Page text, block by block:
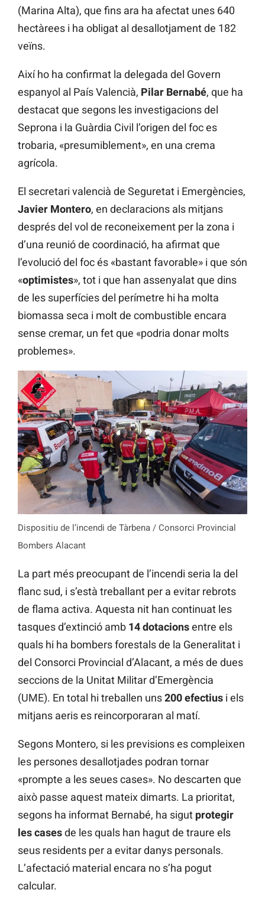
(Marina Alta), que fins ara ha afectat unes 640
hectàrees i ha obligat al desallotjament de 182
veïns.
Així ho ha confirmat la delegada del Govern
espanyol al País Valencià, Pilar Bernabé, que ha
destacat que segons les investigacions del
Seprona i la Guàrdia Civil l’origen del foc es
trobaria, «presumiblement», en una crema
agrícola.
El secretari valencià de Seguretat i Emergències,
Javier Montero, en declaracions als mitjans
després del vol de reconeixement per la zona i
d’una reunió de coordinació, ha afirmat que
l’evolució del foc és «bastant favorable» i que són
«optimistes», tot i que han assenyalat que dins
de les superfícies del perímetre hi ha molta
biomassa seca i molt de combustible encara
sense cremar, un fet que «podria donar molts
problemes».
Dispositiu de l’incendi de Tàrbena / Consorci Provincial
Bombers Alacant
La part més preocupant de l’incendi seria la del
flanc sud, i s’està treballant per a evitar rebrots
de flama activa. Aquesta nit han continuat les
tasques d’extinció amb 14 dotacionsentre els
quals hi ha bombers forestals de la Generalitat i
del Consorci Provincial d’Alacant, a més de dues
seccions de la Unitat Militar d’Emergència
(UME). En total hi treballen uns200 efectius i els
mitjans aeris es reincorporaran al matí.
Segons Montero, si les previsions es compleixen
les persones desallotjades podran tornar
«prompte a les seues cases». No descarten que
això passe aquest mateix dimarts. La prioritat,
segons ha informat Bernabé, ha sigut protegir
les casesde les quals han hagut de traure els
seus residents per a evitar danys personals.
L’afectació material encara no s’ha pogut
calcular.